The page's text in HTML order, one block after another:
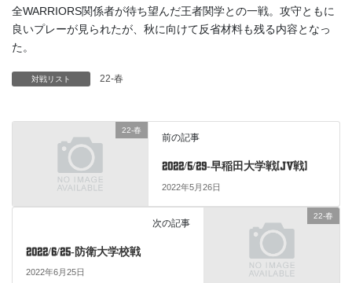
全WARRIORS関係者が待ち望んだ王者関学との一戦。攻守ともに
良いプレーが見られたが、秋に向けて反省材料も残る内容となっ
た。
対戦リスト 22-春
22-春
前の記事
2022/5/29-早稲田大学戦(JV戦)
2022年5月26日
22-春
次の記事
2022/6/25-防衛大学校戦
2022年6月25日